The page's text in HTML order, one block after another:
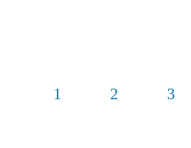
1 2 3